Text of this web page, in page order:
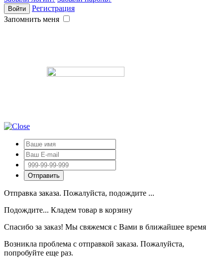
Регистрация
Запомнить меня
Отправка заказа. Пожалуйста, подождите ...
Подождите... Кладем товар в корзину
Спасибо за заказ! Мы свяжемся с Вами в ближайшее время
Возникла проблема с отправкой заказа. Пожалуйста,
попробуйте еще раз.